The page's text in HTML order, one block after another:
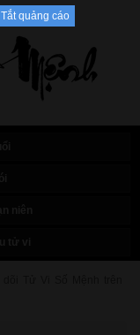
Tắt quảng cáo